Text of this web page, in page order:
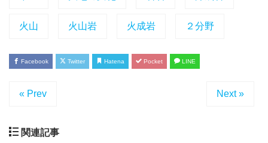
火山 火山岩 火成岩 ２分野
Facebook Twitter Hatena Pocket LINE
« Prev Next »
関連記事